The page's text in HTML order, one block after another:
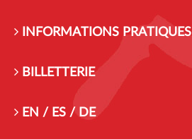
INFORMATIONS PRATIQUES
BILLETTERIE
EN / ES / DE